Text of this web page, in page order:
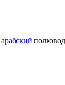
арабский